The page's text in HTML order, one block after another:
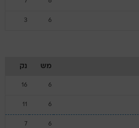
6
3
מש נק
6
16
6
11
6
7